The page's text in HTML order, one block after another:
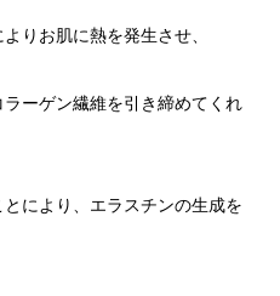
りお肌に熱を発生させ、
ーゲン繊維を引き締めてくれ
により、エラスチンの生成を